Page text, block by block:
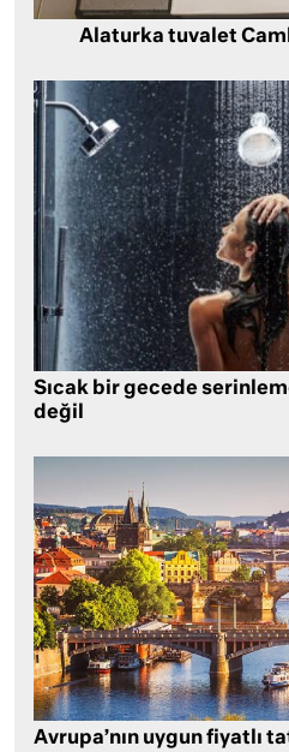
Alaturka tuvalet
Sıcak bir gecede
değil
Avrupa’nın uygun fiyatlı